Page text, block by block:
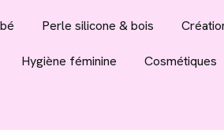
Perle silicone & bois
Hygiène féminine Cosmétiques